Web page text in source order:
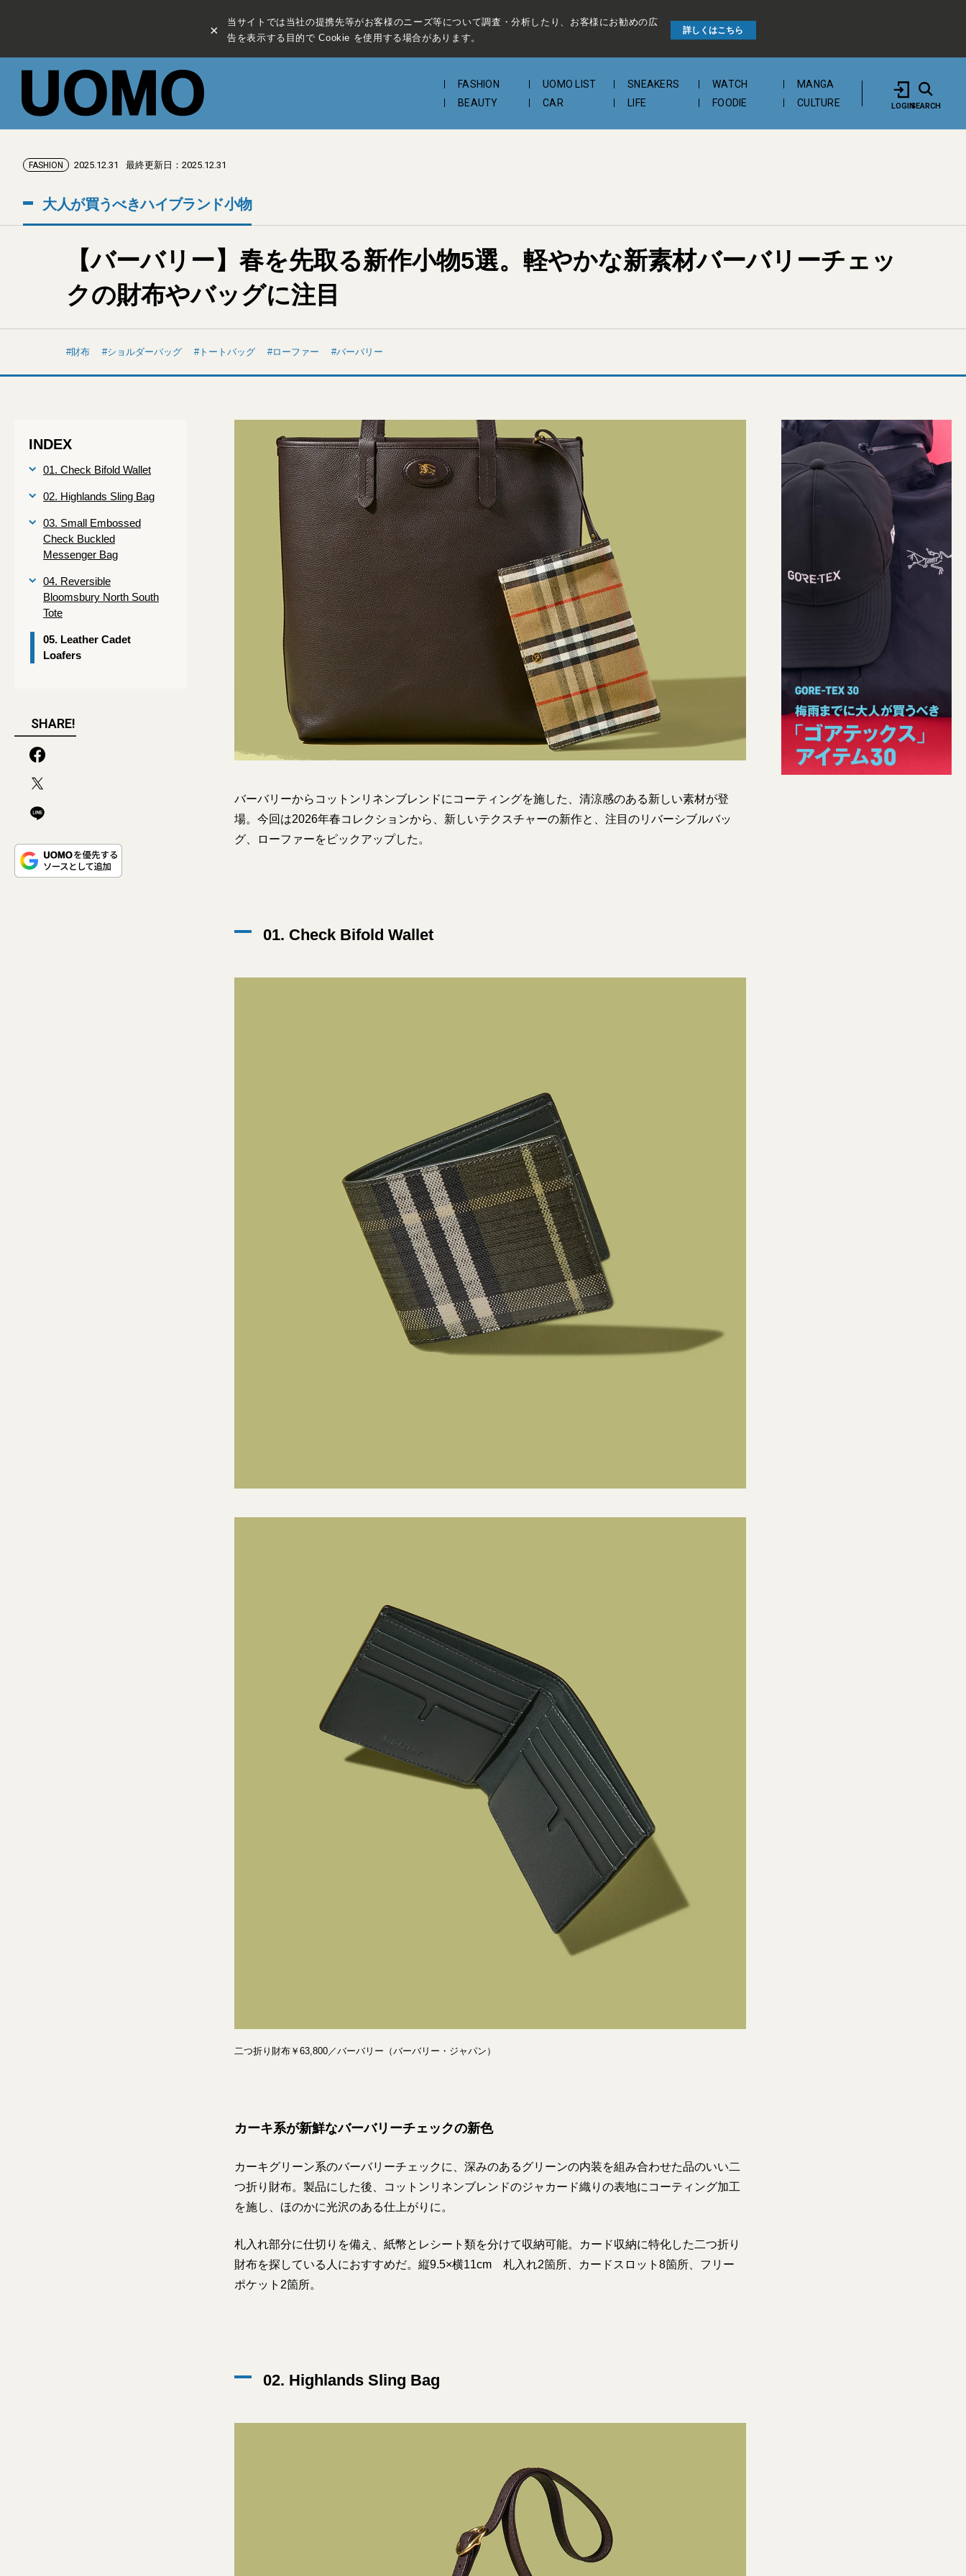
×
当サイトでは当社の提携先等がお客様のニーズ等について調査・分析したり、お客様にお勧めの広
告を表示する目的で Cookie を使用する場合があります。
詳しくはこちら
FASHION UOMO LIST SNEAKERS WATCH
MANGA
BEAUTY
CAR LIFE FOODIE CULTURE LOGINSEARCH
FASHION 2025.12.31 最終更新日：2025.12.31
大人が買うべきハイブランド小物
【バーバリー】春を先取る新作小物5選。軽やかな新素材バーバリーチェッ
クの財布やバッグに注目
財布 ショルダーバッグ トートバッグ ローファー バーバリー
INDEX
01. Check Bifold Wallet
02. Highlands Sling Bag
03. Small Embossed
Check Buckled
Messenger Bag
04. Reversible
Bloomsbury North South
Tote
05. Leather Cadet
Loafers
SHARE!
バーバリーからコットンリネンブレンドにコーティングを施した、清涼感のある新しい素材が登
場。今回は2026年春コレクションから、新しいテクスチャーの新作と、注目のリバーシブルバッ
グ、ローファーをピックアップした。
01. Check Bifold Wallet
二つ折り財布￥63,800／バーバリー（バーバリー・ジャパン）
カーキ系が新鮮なバーバリーチェックの新色
カーキグリーン系のバーバリーチェックに、深みのあるグリーンの内装を組み合わせた品のいい二
つ折り財布。製品にした後、コットンリネンブレンドのジャカード織りの表地にコーティング加工
を施し、ほのかに光沢のある仕上がりに。
札入れ部分に仕切りを備え、紙幣とレシート類を分けて収納可能。カード収納に特化した二つ折り
財布を探している人におすすめだ。縦9.5×横11cm 札入れ2箇所、カードスロット8箇所、フリー
ポケット2箇所。
02. Highlands Sling Bag